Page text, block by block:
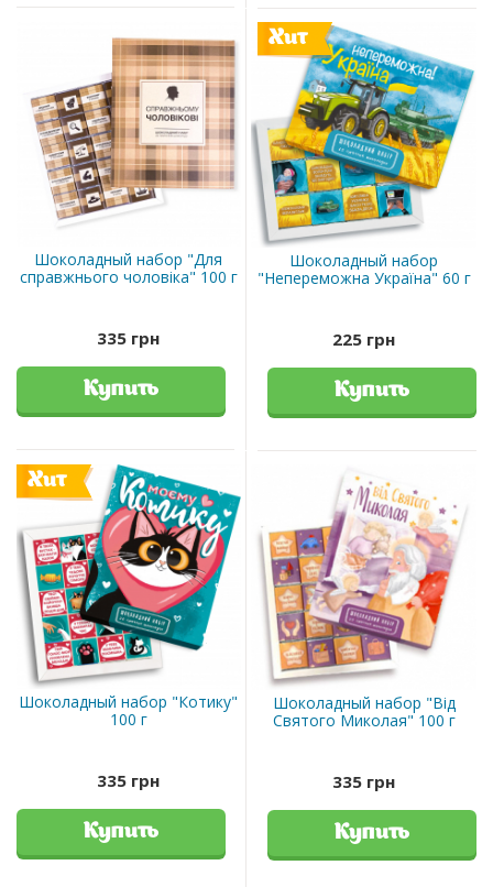
Шоколадный набор "Для
справжнього чоловіка" 100 г
335 грн
Купить
Хит
Шоколадный набор
"Непереможна Україна" 60 г
225 грн
Купить
Хит
Шоколадный набор "Котику"
100 г
335 грн
Купить
Шоколадный набор "Від
Святого Миколая" 100 г
335 грн
Купить